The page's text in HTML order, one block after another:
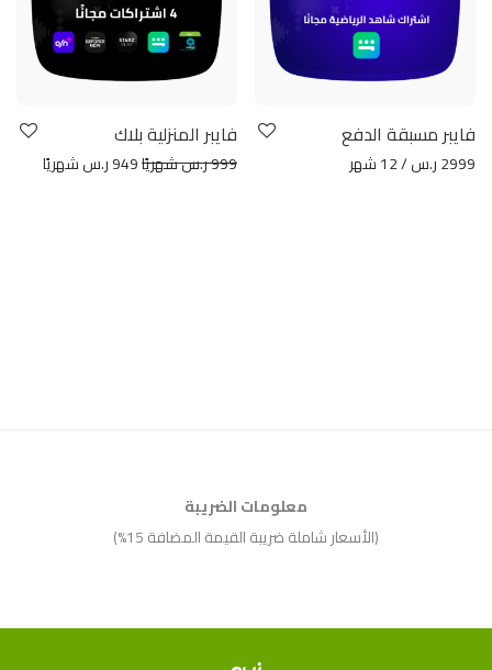
فايبر مسبقة الدفع
2999 ر.س / 12 شهر
فايبر المنزلية بلاك
999 ر.س شهريًا
معلومات الضريبة
(الأسعار شاملة ضريبة القيمة المضافة 15%)